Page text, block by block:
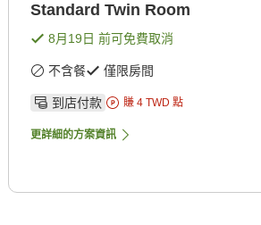
Standard Twin Room
8月19日 前可免費取消
不含餐 僅限房間
到店付款 賺 4 TWD 點
更詳細的方案資訊